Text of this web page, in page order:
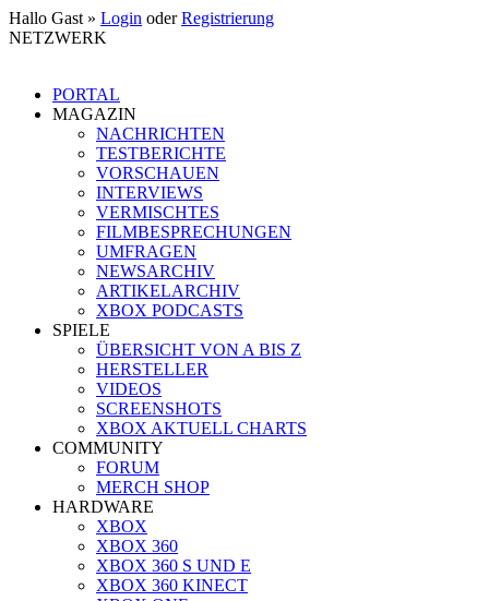
Hallo Gast » Login oderRegistrierung
NETZWERK
PORTAL
MAGAZIN
NACHRICHTEN
TESTBERICHTE
VORSCHAUEN
INTERVIEWS
VERMISCHTES
FILMBESPRECHUNGEN
UMFRAGEN
NEWSARCHIV
ARTIKELARCHIV
XBOX PODCASTS
SPIELE
ÜBERSICHT VON A BIS Z
HERSTELLER
VIDEOS
SCREENSHOTS
XBOX AKTUELL CHARTS
COMMUNITY
FORUM
MERCH SHOP
HARDWARE
XBOX
XBOX 360
XBOX 360 S UND E
XBOX 360 KINECT